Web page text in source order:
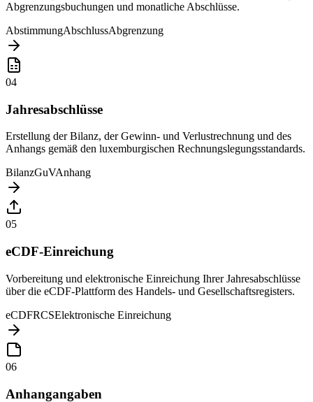
Abgrenzungsbuchungen und monatliche Abschlüsse.
AbstimmungAbschlussAbgrenzung
04
Jahresabschlüsse
Erstellung der Bilanz, der Gewinn- und Verlustrechnung und des
Anhangs gemäß den luxemburgischen Rechnungslegungsstandards.
BilanzGuVAnhang
05
eCDF-Einreichung
Vorbereitung und elektronische Einreichung Ihrer Jahresabschlüsse
über die eCDF-Plattform des Handels- und Gesellschaftsregisters.
eCDFRCSElektronische Einreichung
06
Anhangangaben